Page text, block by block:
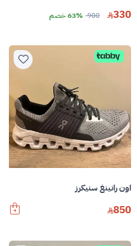
330
900 63% خصم
اون رانينغ سنيكرز
850